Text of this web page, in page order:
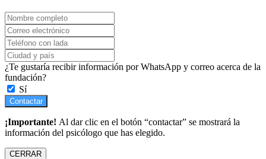
¿Te gustaría recibir información por WhatsApp y correo acerca de la
fundación?
Sí
Contactar
¡Importante! Al dar clic en el botón “contactar” se mostrará la
información del psicólogo que has elegido.
CERRAR